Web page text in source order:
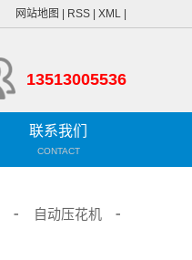
网站地图 RSS XML
13513005536
联系我们
CONTACT
自动压花机